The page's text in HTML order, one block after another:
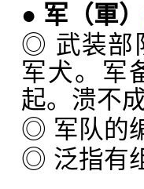
● 军 （軍）
◎ 武装部
军犬。军
起。溃不成
◎ 军队的
◎ 泛指有